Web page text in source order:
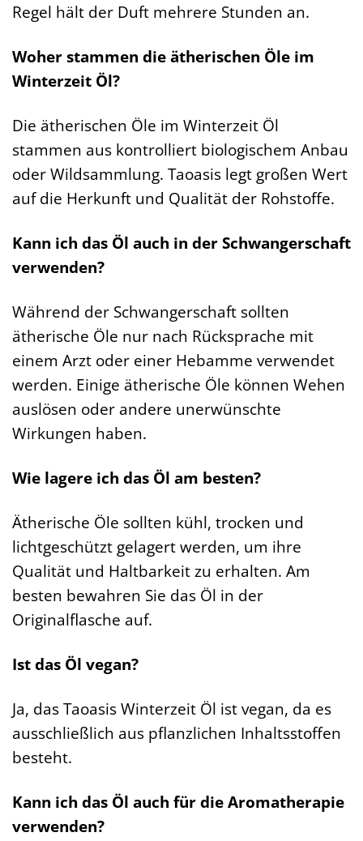
Regel hält der Duft mehrere Stunden an.
Woher stammen die ätherischen Öle im
Winterzeit Öl?
Die ätherischen Öle im Winterzeit Öl
stammen aus kontrolliert biologischem Anbau
oder Wildsammlung. Taoasis legt großen Wert
auf die Herkunft und Qualität der Rohstoffe.
Kann ich das Öl auch in der Schwangerschaft
verwenden?
Während der Schwangerschaft sollten
ätherische Öle nur nach Rücksprache mit
einem Arzt oder einer Hebamme verwendet
werden. Einige ätherische Öle können Wehen
auslösen oder andere unerwünschte
Wirkungen haben.
Wie lagere ich das Öl am besten?
Ätherische Öle sollten kühl, trocken und
lichtgeschützt gelagert werden, um ihre
Qualität und Haltbarkeit zu erhalten. Am
besten bewahren Sie das Öl in der
Originalflasche auf.
Ist das Öl vegan?
Ja, das Taoasis Winterzeit Öl ist vegan, da es
ausschließlich aus pflanzlichen Inhaltsstoffen
besteht.
Kann ich das Öl auch für die Aromatherapie
verwenden?